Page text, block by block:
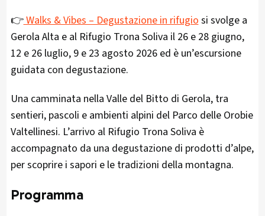
👉Walks & Vibes – Degustazione in rifugiosi svolge a
Gerola Alta e al Rifugio Trona Soliva il 26 e 28 giugno,
12 e 26 luglio, 9 e 23 agosto 2026 ed è un’escursione
guidata con degustazione.
Una camminata nella Valle del Bitto di Gerola, tra
sentieri, pascoli e ambienti alpini del Parco delle Orobie
Valtellinesi. L’arrivo al Rifugio Trona Soliva è
accompagnato da una degustazione di prodotti d’alpe,
per scoprire i sapori e le tradizioni della montagna.
Programma